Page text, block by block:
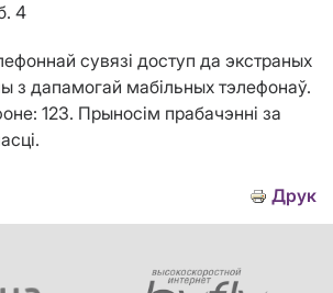
4
сувязі доступ да экстраных
з дапамогай мабільных тэлефонаў.
123. Прыносім прабачэнні за
Друк